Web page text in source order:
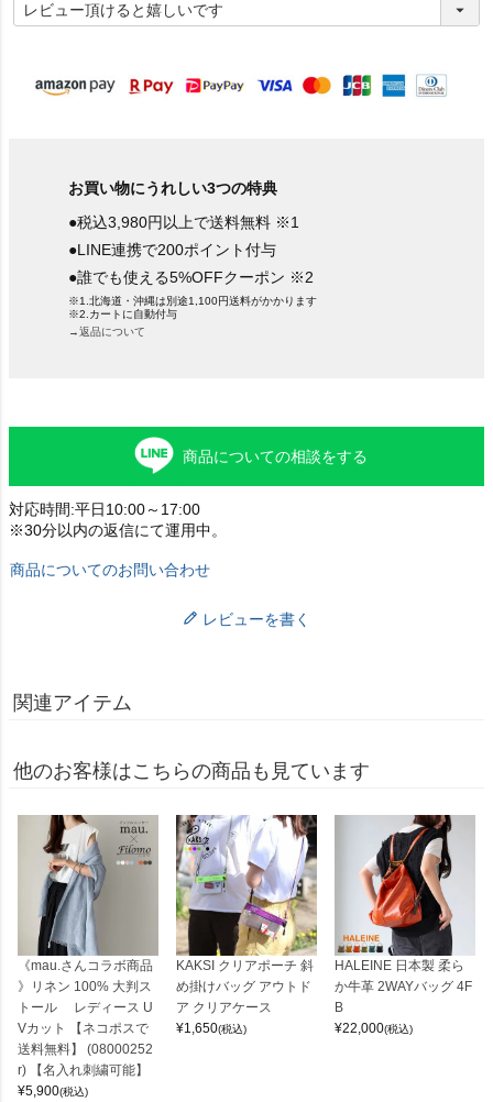
必
須
お買い物にうれしい3つの特典
●税込3,980円以上で送料無料 ※1
●LINE連携で200ポイント付与
●誰でも使える5%OFFクーポン ※2
※1.北海道・沖縄は別途1,100円送料がかかります
※2.カートに自動付与
→返品について
商品についての相談をする
対応時間:平日10:00～17:00
※30分以内の返信にて運用中。
商品についてのお問い合わせ
レビューを書く
関連アイテム
他のお客様はこちらの商品も見ています
《mau.さんコラボ商品
》リネン 100% 大判ス
トール レディース U
Vカット 【ネコポスで
送料無料】 (08000252
r) 【名入れ刺繍可能】
¥5,900(税込)
KAKSI クリアポーチ 斜
め掛けバッグ アウトド
ア クリアケース
¥1,650(税込)
HALEINE 日本製 柔ら
か牛革 2WAYバッグ 4F
B
¥22,000(税込)